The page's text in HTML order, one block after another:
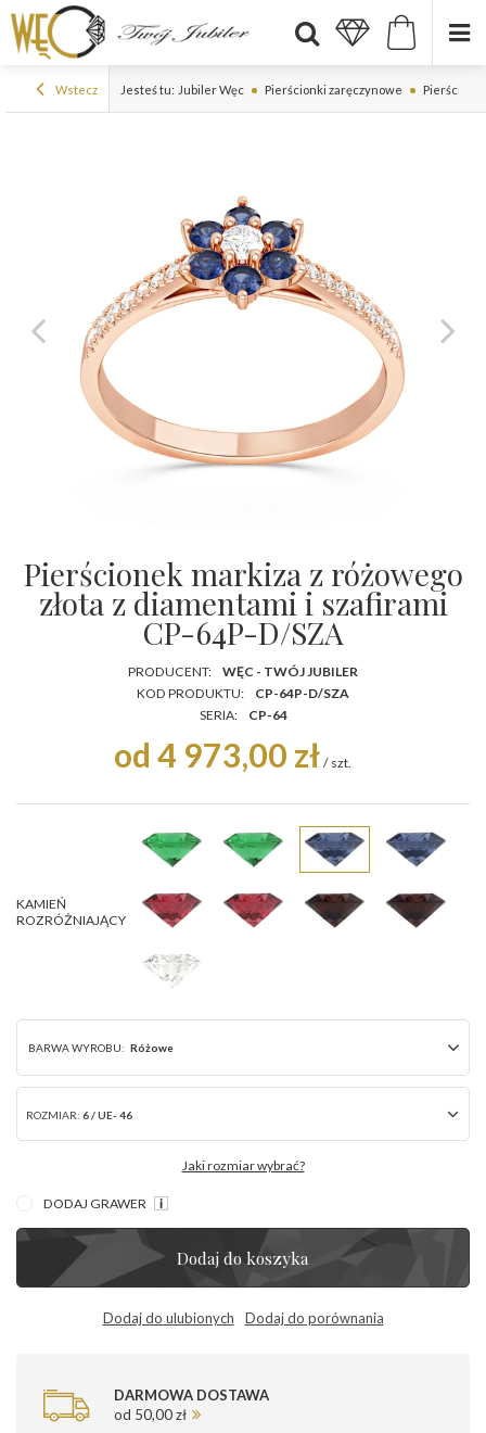
Wstecz Jesteś tu: Jubiler Węc Pierścionki zaręczynowe
Pierścionek markiza z różowego
złota z diamentami i szafirami
CP-64P-D/SZA
PRODUCENT:
WĘC - TWÓJ JUBILER
KOD PRODUKTU:
CP-64P-D/SZA
SERIA:
CP-64
od 4 973,00 zł / szt.
KAMIEŃ
ROZRÓŻNIAJĄCY
BARWA WYROBU: Różowe
ROZMIAR: 6 / UE- 46
Jaki rozmiar wybrać?
DODAJ GRAWER
Dodaj do koszyka
Dodaj do ulubionych Dodaj do porównania
DARMOWA DOSTAWA
od 50,00 zł